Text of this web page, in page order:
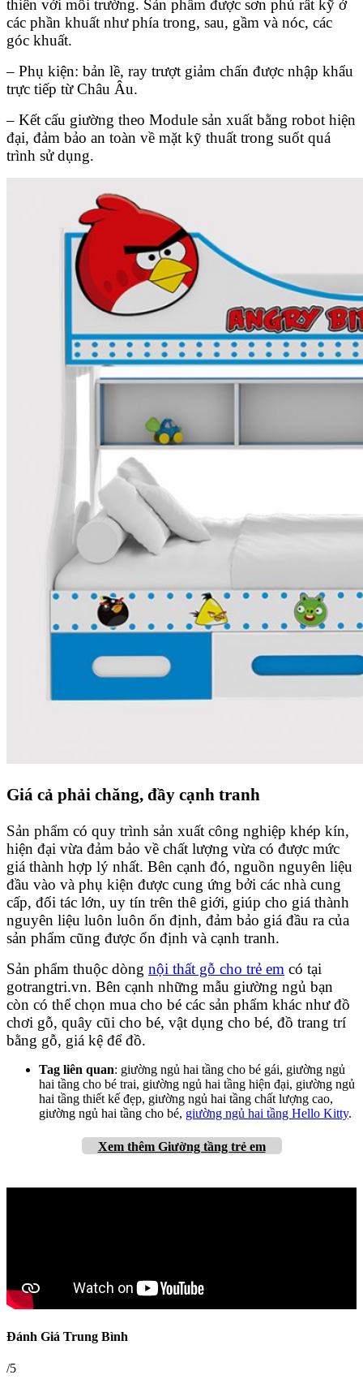
thiên với môi trường. Sản phẩm được sơn phủ rất kỹ ở
các phần khuất như phía trong, sau, gầm và nóc, các
góc khuất.
– Phụ kiện: bản lề, ray trượt giảm chấn được nhập khẩu
trực tiếp từ Châu Âu.
– Kết cấu giường theo Module sản xuất bằng robot hiện
đại, đảm bảo an toàn về mặt kỹ thuất trong suốt quá
trình sử dụng.
Giá cả phải chăng, đầy cạnh tranh
Sản phẩm có quy trình sản xuất công nghiệp khép kín,
hiện đại vừa đảm bảo về chất lượng vừa có được mức
giá thành hợp lý nhất. Bên cạnh đó, nguồn nguyên liệu
đầu vào và phụ kiện được cung ứng bởi các nhà cung
cấp, đối tác lớn, uy tín trên thê giới, giúp cho giá thành
nguyên liệu luôn luôn ổn định, đảm bảo giá đầu ra của
sản phẩm cũng được ổn định và cạnh tranh.
Sản phẩm thuộc dòng nội thất gỗ cho trẻ em có tại
gotrangtri.vn. Bên cạnh những mẫu giường ngủ bạn
còn có thể chọn mua cho bé các sản phẩm khác như đồ
chơi gỗ, quây cũi cho bé, vật dụng cho bé, đồ trang trí
bằng gỗ, giá kệ để đồ.
Tag liên quan: giường ngủ hai tầng cho bé gái, giường ngủ
hai tầng cho bé trai, giường ngủ hai tầng hiện đại, giường ngủ
hai tầng thiết kế đẹp, giường ngủ hai tầng chất lượng cao,
giường ngủ hai tầng cho bé, giường ngủ hai tầng Hello Kitty.
Xem thêm Giường tầng trẻ em
Đánh Giá Trung Bình
/5